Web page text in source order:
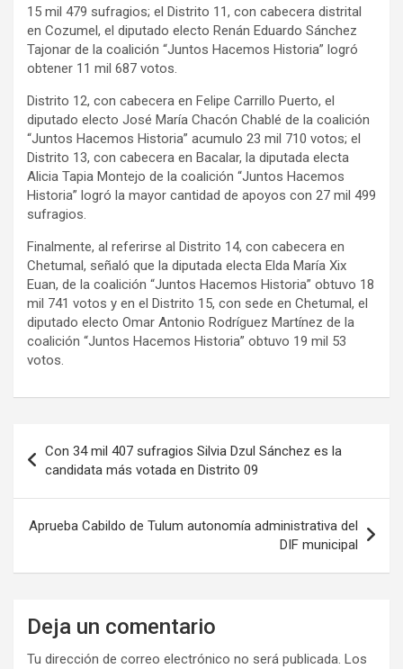
15 mil 479 sufragios; el Distrito 11, con cabecera distrital
en Cozumel, el diputado electo Renán Eduardo Sánchez
Tajonar de la coalición “Juntos Hacemos Historia” logró
obtener 11 mil 687 votos.
Distrito 12, con cabecera en Felipe Carrillo Puerto, el
diputado electo José María Chacón Chablé de la coalición
“Juntos Hacemos Historia” acumulo 23 mil 710 votos; el
Distrito 13, con cabecera en Bacalar, la diputada electa
Alicia Tapia Montejo de la coalición “Juntos Hacemos
Historia” logró la mayor cantidad de apoyos con 27 mil 499
sufragios.
Finalmente, al referirse al Distrito 14, con cabecera en
Chetumal, señaló que la diputada electa Elda María Xix
Euan, de la coalición “Juntos Hacemos Historia” obtuvo 18
mil 741 votos y en el Distrito 15, con sede en Chetumal, el
diputado electo Omar Antonio Rodríguez Martínez de la
coalición “Juntos Hacemos Historia” obtuvo 19 mil 53
votos.
de
entradas
Con 34 mil 407 sufragios Silvia Dzul Sánchez es la
candidata más votada en Distrito 09
Aprueba Cabildo de Tulum autonomía administrativa del
DIF municipal
Deja un comentario
Tu dirección de correo electrónico no será publicada. Los